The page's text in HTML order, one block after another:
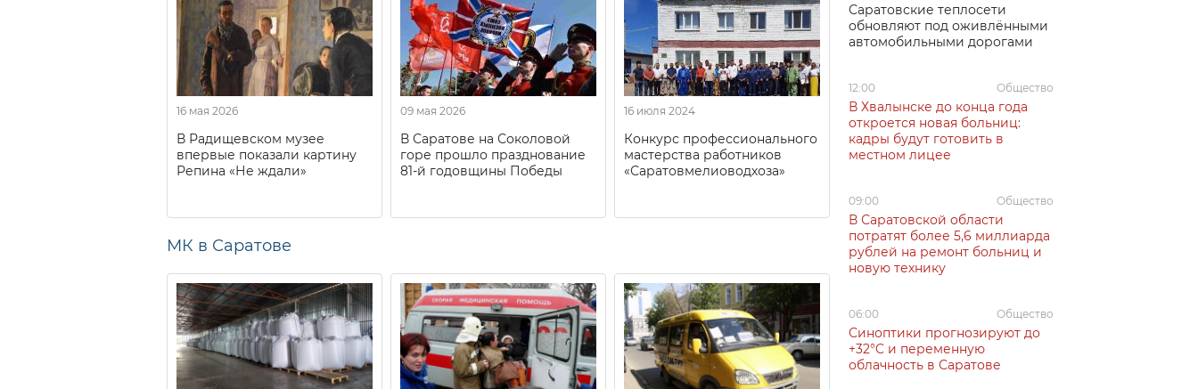
16 мая 2026
В Радищевском музее
впервые показали картину
Репина «Не ждали»
09 мая 2026
В Саратове на Соколовой
горе прошло празднование
81-й годовщины Победы
16 июля 2024
Конкурс профессионального
мастерства работников
«Саратовмелиоводхоза»
МК в Саратове
Саратовские теплосети
обновляют под оживлёнными
автомобильными дорогами
12:00 Общество
В Хвалынске до конца года
откроется новая больниц:
кадры будут готовить в
местном лицее
09:00 Общество
В Саратовской области
потратят более 5,6 миллиарда
рублей на ремонт больниц и
новую технику
06:00 Общество
Синоптики прогнозируют до
+32°C и переменную
облачность в Саратове